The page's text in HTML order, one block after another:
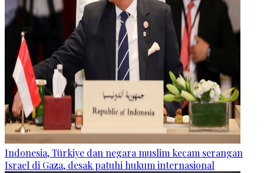
Indonesia, Türkiye dan negara muslim kecam serangan
Israel di Gaza, desak patuhi hukum internasional